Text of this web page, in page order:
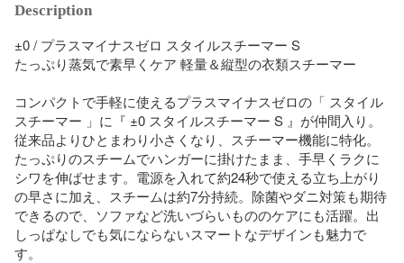
Description
±0 / プラスマイナスゼロ スタイルスチーマー S
たっぷり蒸気で素早くケア 軽量＆縦型の衣類スチーマー
コンパクトで手軽に使えるプラスマイナスゼロの「 スタイル
スチーマー 」に『 ±0 スタイルスチーマー S 』が仲間入り。
従来品よりひとまわり小さくなり、スチーマー機能に特化。
たっぷりのスチームでハンガーに掛けたまま、手早くラクに
シワを伸ばせます。電源を入れて約24秒で使える立ち上がり
の早さに加え、スチームは約7分持続。除菌やダニ対策も期待
できるので、ソファなど洗いづらいもののケアにも活躍。出
しっぱなしでも気にならないスマートなデザインも魅力で
す。